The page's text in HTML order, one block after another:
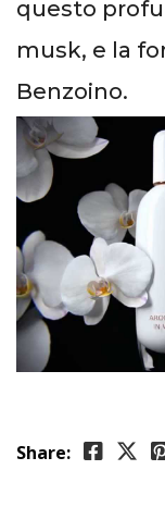
questo
musk, e la
Benzoino.
Share: